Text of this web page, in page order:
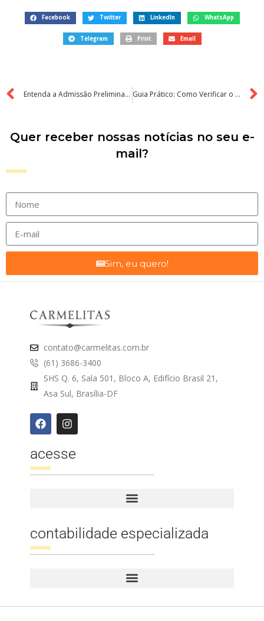
Facebook Twitter LinkedIn WhatsApp
Telegram Print Email
Entenda a Admissão Preliminar no eSocial: O que é e Como Funciona Guia Prático: Como Verificar o Quórum de Assembleias de Condomínio
Quer receber nossas notícias no seu e-
mail?
Sim, eu quero!
contato@carmelitas.com.br
(61) 3686-3400
SHS Q. 6, Sala 501, Bloco A, Edifício Brasil 21,
Asa Sul, Brasília-DF
acesse
contabilidade especializada